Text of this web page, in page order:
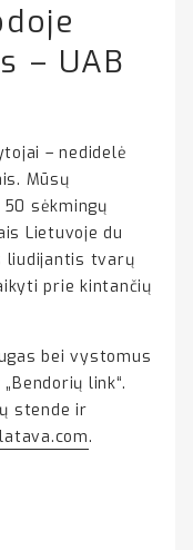
– UAB
– nedidelė
Mūsų
sėkmingų
Lietuvoje du
liudijantis tvarų
prie kintančių
bei vystomus
link“.
stende ir
.